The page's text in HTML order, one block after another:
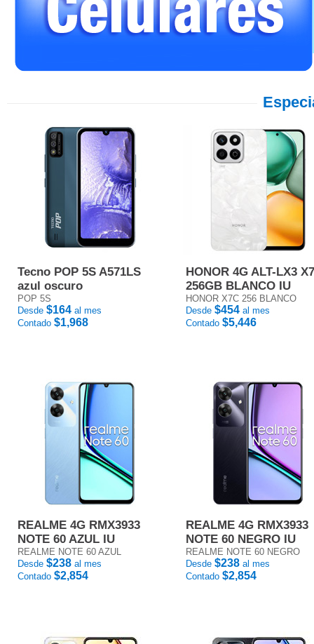
Tecno POP 5S A571LS
azul oscuro
POP 5S
Desde $164 al mes
Contado $1,968
HONOR 4G ALT-LX3
256GB BLANCO IU
HONOR X7C 256 BLANCO
Desde $454 al mes
Contado $5,446
REALME 4G RMX3933
NOTE 60 AZUL IU
REALME NOTE 60 AZUL
Desde $238 al mes
Contado $2,854
REALME 4G RMX3933
NOTE 60 NEGRO IU
REALME NOTE 60 NEGRO
Desde $238 al mes
Contado $2,854